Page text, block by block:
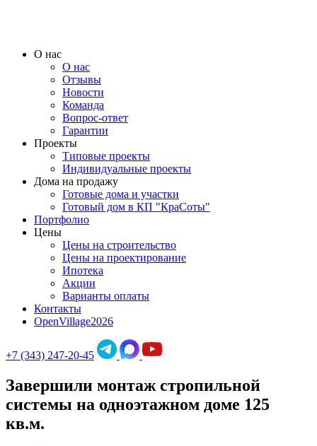
О нас
О нас
Отзывы
Новости
Команда
Вопрос-ответ
Гарантии
Проекты
Типовые проекты
Индивидуальные проекты
Дома на продажу
Готовые дома и участки
Готовый дом в КП "КраСоты"
Портфолио
Цены
Цены на строительство
Цены на проектирование
Ипотека
Акции
Варианты оплаты
Контакты
OpenVillage2026
+7 (343) 247-20-45
Завершили монтаж стропильной
системы на одноэтажном доме 125
кв.м.